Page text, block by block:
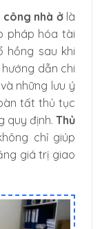
nhà ởlà
pháp hóa tài
hồng sau khi
dẫn chi
những lưu ý
tất thủ tục
quy định. Thủ
chỉ giúp
giá trị giao